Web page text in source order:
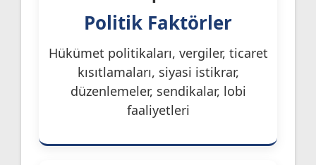
Politik Faktörler
Hükümet politikaları, vergiler, ticaret
kısıtlamaları, siyasi istikrar,
düzenlemeler, sendikalar, lobi
faaliyetleri